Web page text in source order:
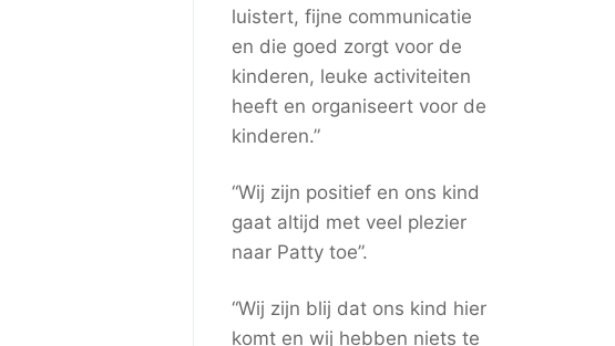
luistert, fijne communicatie
en die goed zorgt voor de
kinderen, leuke activiteiten
heeft en organiseert voor de
kinderen.”
“Wij zijn positief en ons kind
gaat altijd met veel plezier
naar Patty toe”.
“Wij zijn blij dat ons kind hier
komt en wij hebben niets te